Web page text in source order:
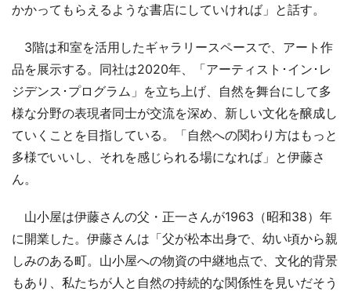
かかってもらえるような書店にしていければ」と話す。
3階は和室を活用したギャラリースペースで、アート作
品を展示する。同社は2020年、「アーティスト･イン･レ
ジデンス･プログラム」を立ち上げ、自然を舞台にして多
様な分野の表現者同士が交流を深め、新しい文化を醸成し
ていくことを目指している。「自然への関わり方はもっと
多様でいいし、それを感じられる場になれば」と伊藤さ
ん。
山小屋は伊藤さんの父・正一さんが1963（昭和38）年
に開業した。伊藤さんは「父が松本出身で、幼い頃から親
しみのある町。山小屋への物資の中継地点で、文化的背景
もあり、私たちが人と自然の持続的な関係性を見いだそう